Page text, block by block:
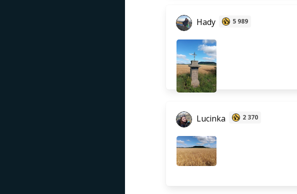
Hady 5 989
Lucinka 2 370